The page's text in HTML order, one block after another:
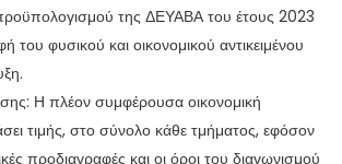
της ΔΕΥΑΒΑ του έτους 2023
του φυσικού και οικονομικού αντικειμένου
Η πλέον συμφέρουσα οικονομική
τιμής, στο σύνολο κάθε τμήματος, εφόσον
προδιαγραφές και οι όροι του διαγωνισμού